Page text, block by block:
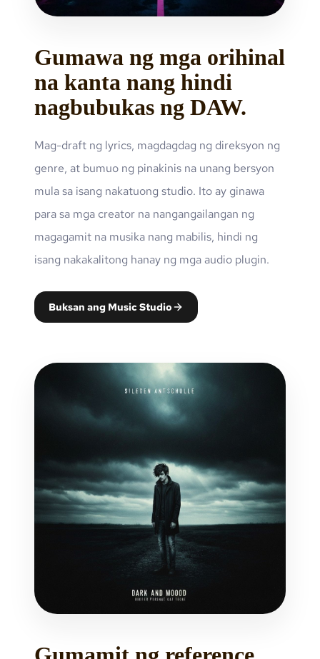
Gumawa ng mga orihinal
na kanta nang hindi
nagbubukas ng DAW.
Mag-draft ng lyrics, magdagdag ng direksyon ng
genre, at bumuo ng pinakinis na unang bersyon
mula sa isang nakatuong studio. Ito ay ginawa
para sa mga creator na nangangailangan ng
magagamit na musika nang mabilis, hindi ng
isang nakakalitong hanay ng mga audio plugin.
Buksan ang Music Studio